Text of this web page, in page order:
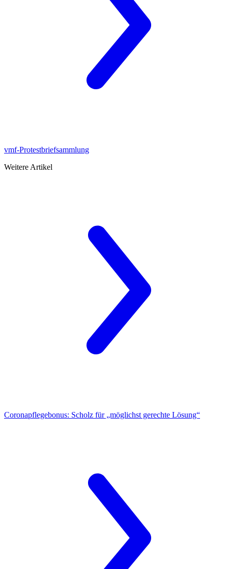
vmf-Protestbriefsammlung
Weitere Artikel
Coronapflegebonus: Scholz für „möglichst gerechte Lösung“